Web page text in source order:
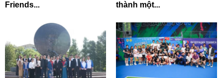
Friends...
thành một...